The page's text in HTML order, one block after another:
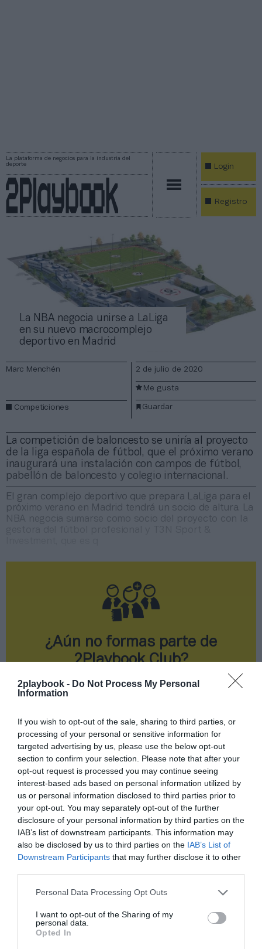
2playbook - Do Not Process My Personal
Information
If you wish to opt-out of the sale, sharing to third parties, or
processing of your personal or sensitive information for
targeted advertising by us, please use the below opt-out
section to confirm your selection. Please note that after your
opt-out request is processed you may continue seeing
interest-based ads based on personal information utilized by
us or personal information disclosed to third parties prior to
your opt-out. You may separately opt-out of the further
disclosure of your personal information by third parties on the
IAB’s list of downstream participants. This information may
also be disclosed by us to third parties on the IAB’s List of
Downstream Participants that may further disclose it to other
Personal Data Processing Opt Outs
I want to opt-out of the Sharing of my
personal data.
Opted In
La plataforma de negocios para la industria del
deporte
Login
Registro
La NBA negocia unirse a LaLiga
en su nuevo macrocomplejo
deportivo en Madrid
Índex2P
Tempo
Marc Menchén
Competiciones
2 de julio de 2020
Guardar
Me gusta
La competición de baloncesto se uniría al proyecto
de la liga española de fútbol, que el próximo verano
inaugurará una instalación con campos de fútbol,
pabellón de baloncesto y colegio internacional.
El gran complejo deportivo que prepara LaLiga para el
próximo verano en Madrid tendrá un socio de altura. La
NBA negocia sumarse como socio del proyecto con la
¿Aún no formas parte de
2Playbook Club?
¡Hazte Socio para acceder a este contenido
Compartir
Imprimir